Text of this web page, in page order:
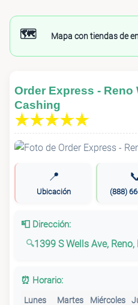
🗺️ Mapa con tiendas de
Order Express - Reno
Cashing
📍
Ubicación (888)
📮 Dirección:
1399 S Wells Ave,
⏰ Horario:
Lunes Martes Miércoles